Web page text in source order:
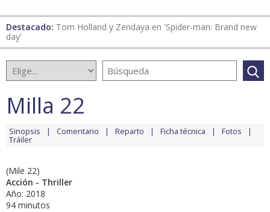
Destacado: Tom Holland y Zendaya en 'Spider-man: Brand new
day'
Milla 22
Sinopsis Comentario Reparto Ficha técnica Fotos
Tráiler
(Mile 22)
Acción - Thriller
Año: 2018
94 minutos